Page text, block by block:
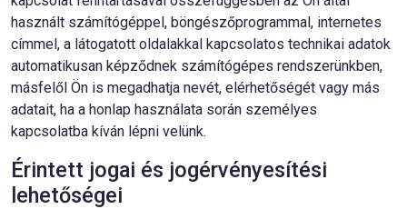
használt számítógéppel, böngészőprogrammal, internetes
címmel, a látogatott oldalakkal kapcsolatos technikai adatok
automatikusan képződnek számítógépes rendszerünkben,
másfelől Ön is megadhatja nevét, elérhetőségét vagy más
adatait, ha a honlap használata során személyes
kapcsolatba kíván lépni velünk.
Érintett jogai és jogérvényesítési
lehetőségei